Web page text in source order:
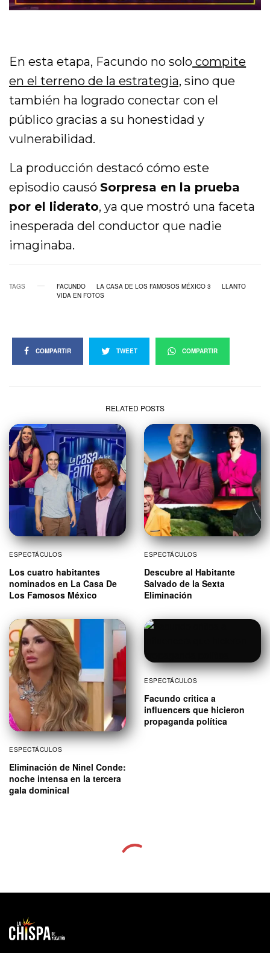
En esta etapa, Facundo no solo compite
en el terreno de la estrategia, sino que
también ha logrado conectar con el
público gracias a su honestidad y
vulnerabilidad.
La producción destacó cómo este
episodio causóSorpresa en la prueba
por el liderato, ya que mostró una faceta
inesperada del conductor que nadie
imaginaba.
TAGS FACUNDO LA CASA DE LOS FAMOSOS MÉXICO 3
LLANTO
VIDA EN FOTOS
COMPARTIR TWEET COMPARTIR
RELATED POSTS
ESPECTÁCULOS
Los cuatro habitantes
nominados en La Casa De
Los Famosos México
ESPECTÁCULOS
Descubre al Habitante
Salvado de la Sexta
Eliminación
ESPECTÁCULOS
Eliminación de Ninel Conde:
noche intensa en la tercera
gala dominical
ESPECTÁCULOS
Facundo critica a
influencers que hicieron
propaganda política